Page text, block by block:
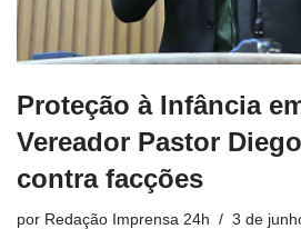
Proteção à Infância
Vereador Pastor
contra facções
por Redação Imprensa 24h
3 de